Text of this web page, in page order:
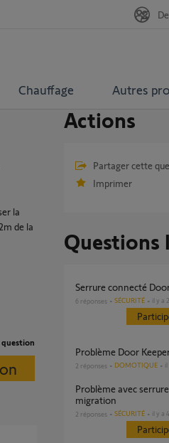
Chauffage Autres
la
de la
Actions
Partager cette
Imprimer
Questions
Serrure connecté
6 réponses SÉCURITÉ il y
Problème Door
2 réponses DOMOTIQUE
Problème avec serrure connectée suite
migration
2 réponses SÉCURITÉ il y a